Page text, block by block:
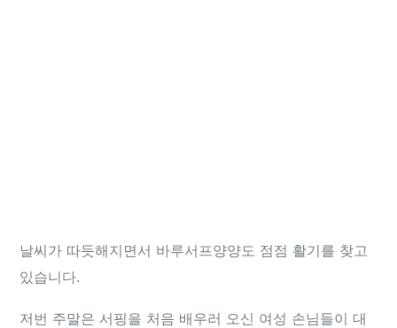
날씨가 따듯해지면서 바루서프양양도 점점 활기를 찾고
있습니다.
저번 주말은 서핑을 처음 배우러 오신 여성 손님들이 대